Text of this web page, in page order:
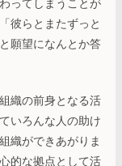
彼らとまたずっと
願望になんとか答
織の前身となる活
いろんな人の助け
織ができあがりま
的な拠点として活